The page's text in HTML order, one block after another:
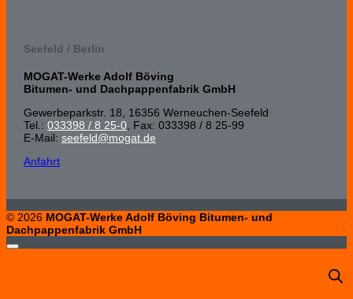
Seefeld / Berlin
MOGAT-Werke Adolf Böving
Bitumen- und Dachpappenfabrik GmbH
Gewerbeparkstr. 18, 16356 Werneuchen-Seefeld
Tel.: 033398 / 8 25-0 , Fax: 033398 / 8 25-99
E-Mail: seefeld@mogat.de
Anfahrt
© 2026 MOGAT-Werke Adolf Böving Bitumen- und
Dachpappenfabrik GmbH